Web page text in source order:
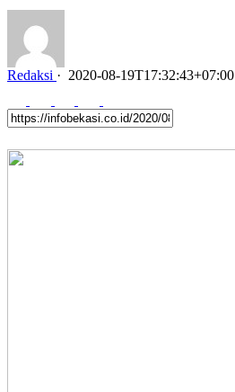
Redaksi · 2020-08-19T17:32:43+07:00